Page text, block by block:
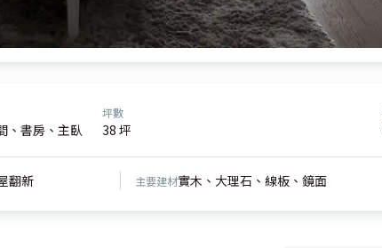
、書房、主臥
坪數
38 坪
翻新 主要建材實木、大理石、線板、鏡面